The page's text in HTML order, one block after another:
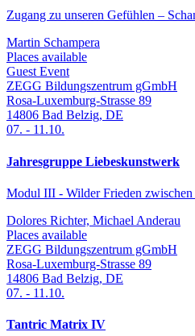
Zugang zu unseren Gefühlen –
Martin Schampera
Places available
Guest Event
ZEGG Bildungszentrum gGmbH
Rosa-Luxemburg-Strasse 89
14806 Bad Belzig, DE
07. - 11.10.
Jahresgruppe Liebeskunstwerk
Modul III - Wilder Frieden
Dolores Richter, Michael Anderau
Places available
ZEGG Bildungszentrum gGmbH
Rosa-Luxemburg-Strasse 89
14806 Bad Belzig, DE
07. - 11.10.
Tantric Matrix IV